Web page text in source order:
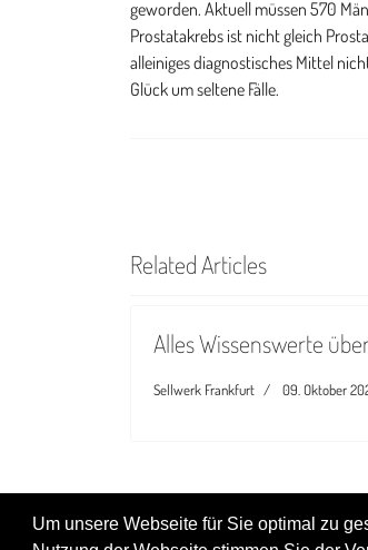
Um unsere Webseite für Sie optimal zu
Related Articles
Alles Wissenswerte
Sellwerk Frankfurt 09. Oktober